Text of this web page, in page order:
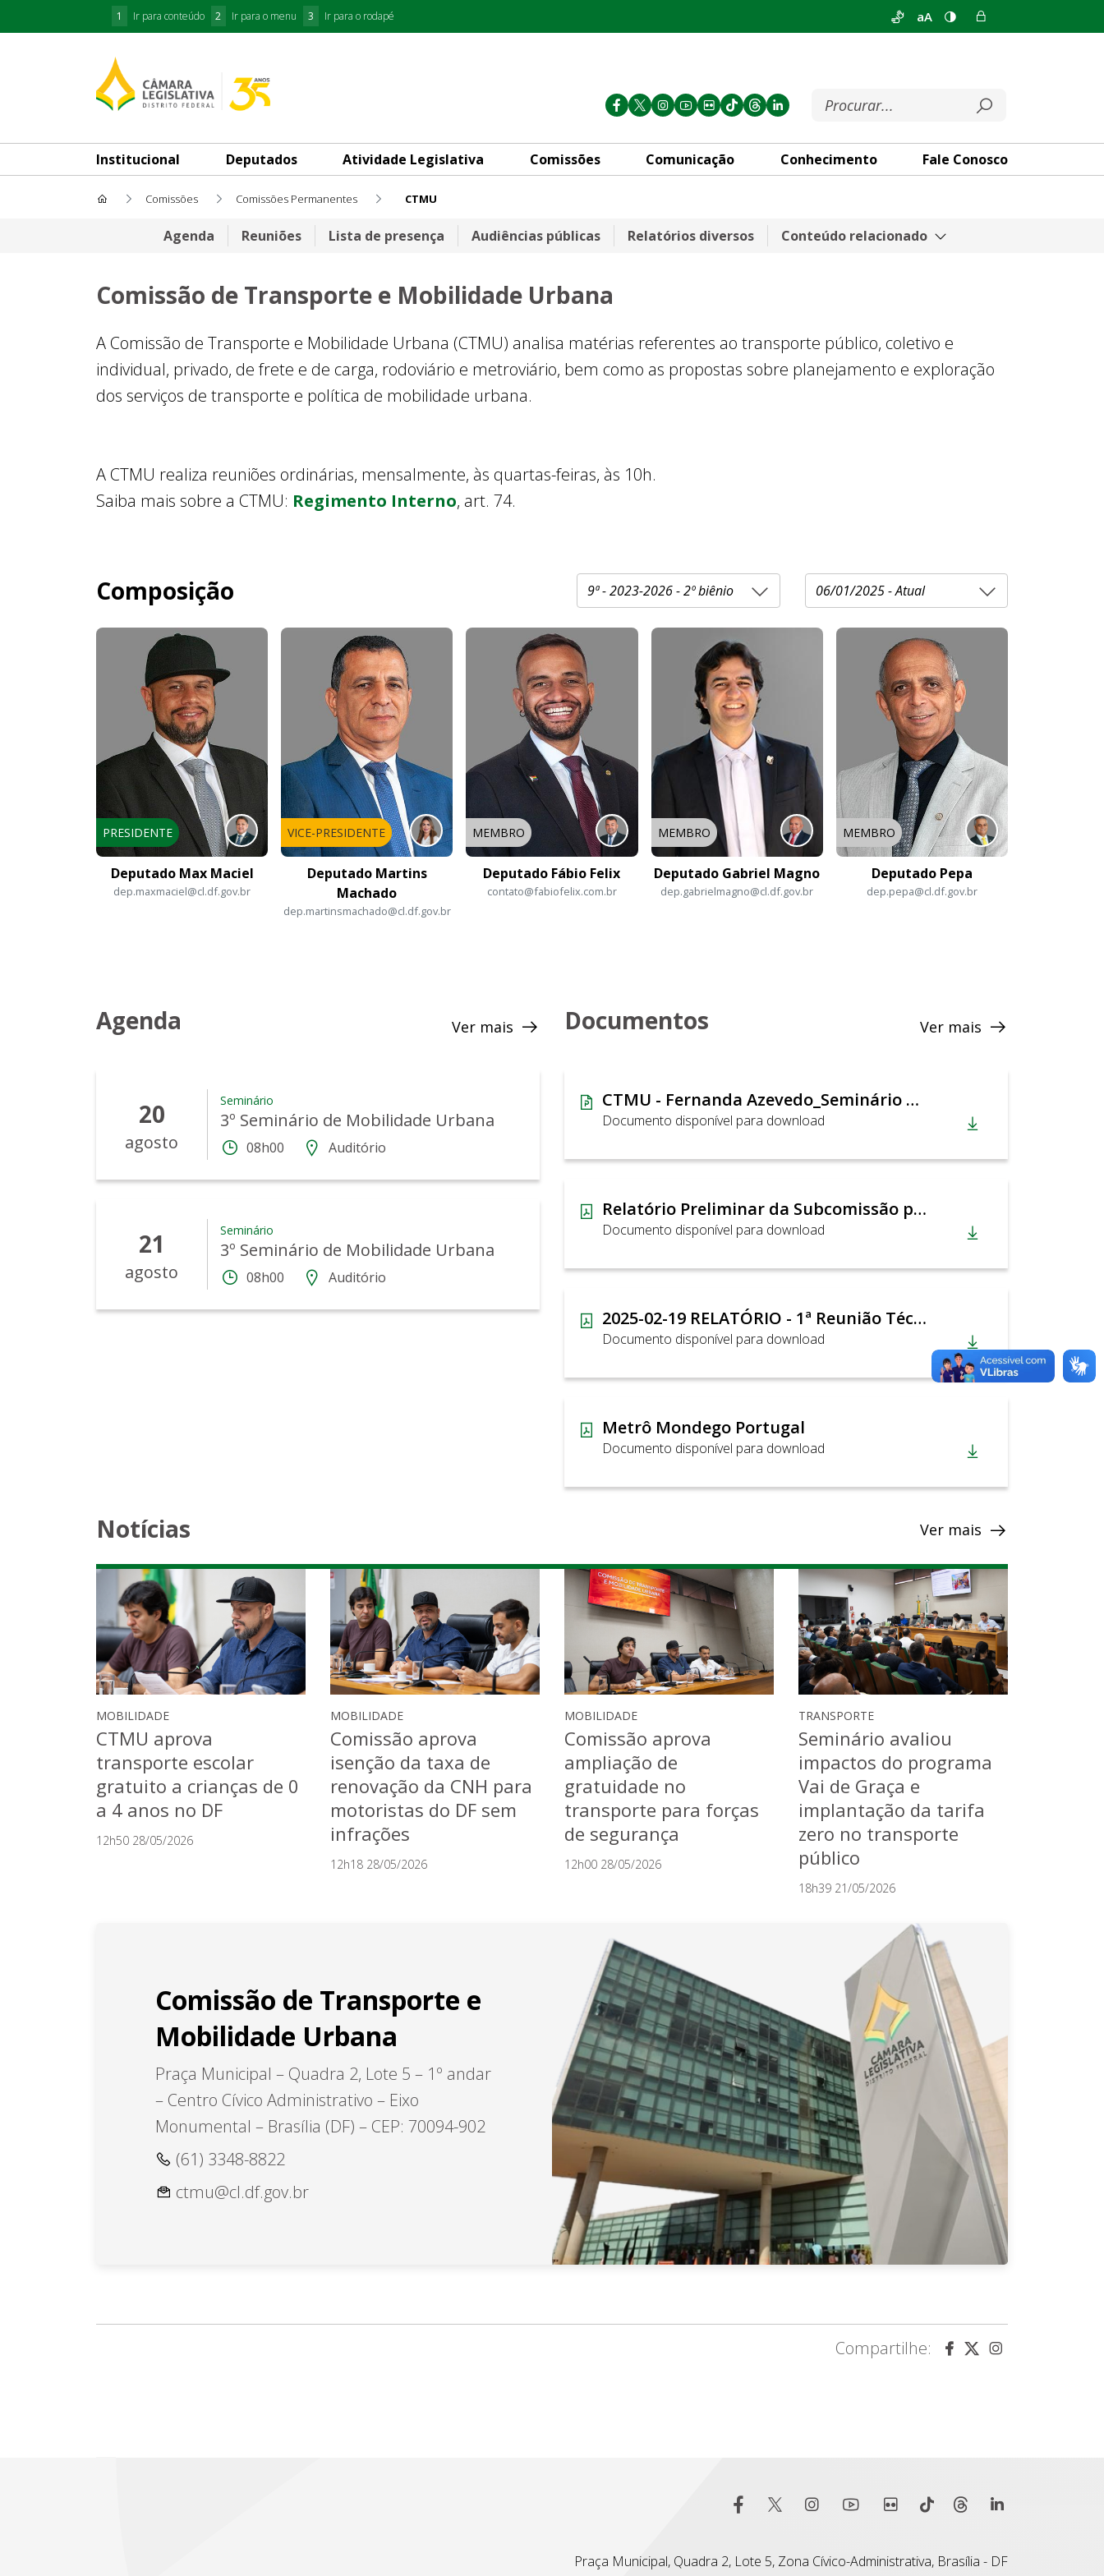
1 Ir para conteúdo 2 Ir para o menu 3 Ir para o rodapé aA
Institucional Deputados Atividade Legislativa Comissões Comunicação Conhecimento Fale Conosco
Comissões Comissões Permanentes CTMU
Comissão de Transporte e Mobilidade Urbana
Agenda Reuniões Lista de presença Audiências públicas Relatórios diversos Conteúdo relacionado
Comissão de Transporte e Mobilidade Urbana
A Comissão de Transporte e Mobilidade Urbana (CTMU) analisa matérias referentes ao transporte público, coletivo e
individual, privado, de frete e de carga, rodoviário e metroviário, bem como as propostas sobre planejamento e exploração
dos serviços de transporte e política de mobilidade urbana.
A CTMU realiza reuniões ordinárias, mensalmente, às quartas-feiras, às 10h.
Saiba mais sobre a CTMU: Regimento Interno, art. 74.
Composição
PRESIDENTE
Deputado Max Maciel
dep.maxmaciel@cl.df.gov.br
VICE-PRESIDENTE
Deputado Martins
Machado
dep.martinsmachado@cl.df.gov.br
MEMBRO
Deputado Fábio Felix
contato@fabiofelix.com.br
MEMBRO
Deputado Gabriel Magno
dep.gabrielmagno@cl.df.gov.br
MEMBRO
Deputado Pepa
dep.pepa@cl.df.gov.br
Agenda Ver mais
20
agosto
Seminário
3º Seminário de Mobilidade Urbana
08h00 Auditório
21
agosto
Seminário
3º Seminário de Mobilidade Urbana
08h00 Auditório
Documentos Ver mais
CTMU - Fernanda Azevedo_Seminário Tarifa Zero
Documento disponível para download
Relatório Preliminar da Subcomissão para Tarifa Zero no DF
Documento disponível para download
2025-02-19 RELATÓRIO - 1ª Reunião Técnica CTMU - Avaliação da retirada do dinheiro dos ônibus
Documento disponível para download
Metrô Mondego Portugal
Documento disponível para download
Notícias Ver mais
MOBILIDADE
CTMU aprova
transporte escolar
gratuito a crianças de 0
a 4 anos no DF
12h50 28/05/2026
MOBILIDADE
Comissão aprova
isenção da taxa de
renovação da CNH para
motoristas do DF sem
infrações
12h18 28/05/2026
MOBILIDADE
Comissão aprova
ampliação de
gratuidade no
transporte para forças
de segurança
12h00 28/05/2026
TRANSPORTE
Seminário avaliou
impactos do programa
Vai de Graça e
implantação da tarifa
zero no transporte
público
18h39 21/05/2026
Comissão de Transporte e
Mobilidade Urbana
Praça Municipal – Quadra 2, Lote 5 – 1º andar
– Centro Cívico Administrativo – Eixo
Monumental – Brasília (DF) – CEP: 70094-902
(61) 3348-8822
ctmu@cl.df.gov.br
Compartilhe:
Praça Municipal, Quadra 2, Lote 5, Zona Cívico-Administrativa, Brasília - DF